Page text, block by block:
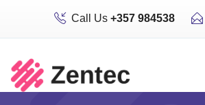
Call Us +357 984538